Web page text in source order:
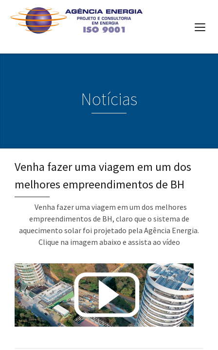
Notícias
Venha fazer uma viagem em um dos
melhores empreendimentos de BH
Venha fazer uma viagem em um dos melhores
empreendimentos de BH, claro que o sistema de
aquecimento solar foi projetado pela Agência Energia.
Clique na imagem abaixo e assista ao vídeo